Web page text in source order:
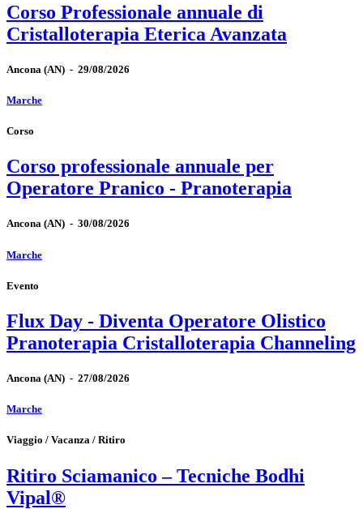
Corso Professionale annuale di
Cristalloterapia Eterica Avanzata
Ancona (AN) - 29/08/2026
Marche
Corso
Corso professionale annuale per
Operatore Pranico - Pranoterapia
Ancona (AN) - 30/08/2026
Marche
Evento
Flux Day - Diventa Operatore Olistico
Pranoterapia Cristalloterapia Channeling
Ancona (AN) - 27/08/2026
Marche
Viaggio / Vacanza / Ritiro
Ritiro Sciamanico – Tecniche Bodhi
Vipal®